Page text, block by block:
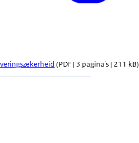
(PDF | 3 pagina's | 211 kB)